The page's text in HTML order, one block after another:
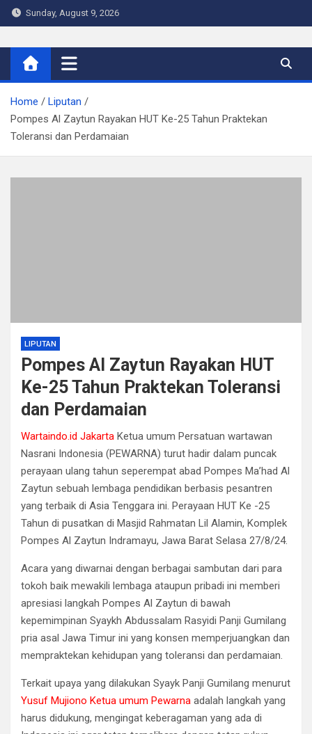
Skip
to
Sunday, August 9, 2026
Warta Indo
Home
Liputan
Pompes Al Zaytun Rayakan HUT Ke-25 Tahun Praktekan
Toleransi dan Perdamaian
LIPUTAN
Pompes Al Zaytun Rayakan HUT
Ke-25 Tahun Praktekan Toleransi
dan Perdamaian
Wartaindo.id Jakarta Ketua umum Persatuan wartawan
Nasrani Indonesia (PEWARNA) turut hadir dalam puncak
perayaan ulang tahun seperempat abad Pompes Ma’had Al
Zaytun sebuah lembaga pendidikan berbasis pesantren
yang terbaik di Asia Tenggara ini. Perayaan HUT Ke -25
Tahun di pusatkan di Masjid Rahmatan Lil Alamin, Komplek
Pompes Al Zaytun Indramayu, Jawa Barat Selasa 27/8/24.
Acara yang diwarnai dengan berbagai sambutan dari para
tokoh baik mewakili lembaga ataupun pribadi ini memberi
apresiasi langkah Pompes Al Zaytun di bawah
kepemimpinan Syaykh Abdussalam Rasyidi Panji Gumilang
pria asal Jawa Timur ini yang konsen memperjuangkan dan
mempraktekan kehidupan yang toleransi dan perdamaian.
Terkait upaya yang dilakukan Syayk Panji Gumilang menurut
Yusuf Mujiono Ketua umum Pewarna adalah langkah yang
harus didukung, mengingat keberagaman yang ada di